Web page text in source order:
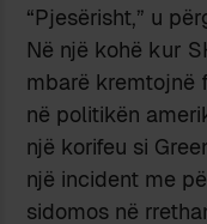
“Pjesërisht,” u
Në një kohë kur
mbarë kremtojnë
në politikën
një korifeu si
një incident me
sidomos në